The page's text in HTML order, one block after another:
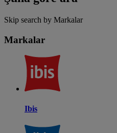
Skip search by Markalar
Markalar
Ibis